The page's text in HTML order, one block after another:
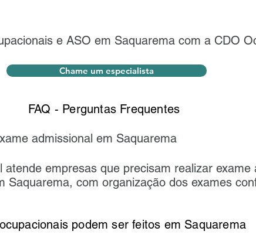
e ASO em Saquarema com a CDO
Chame um especialista
FAQ - Perguntas Frequentes
admissional em Saquarema
atende empresas que precisam realizar exame
Saquarema, com organização dos exames
podem ser feitos em Saquarema